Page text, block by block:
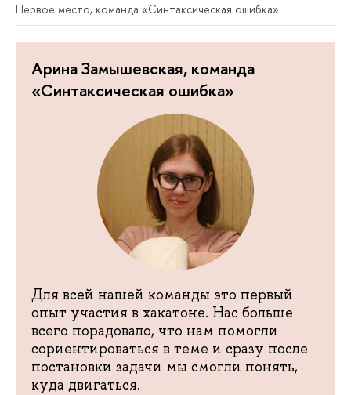
Первое место, команда «Синтаксическая ошибка»
Арина Замышевская, команда
«Синтаксическая ошибка»
Для всей нашей команды это первый
опыт участия в хакатоне. Нас больше
всего порадовало, что нам помогли
сориентироваться в теме и сразу после
постановки задачи мы смогли понять,
куда двигаться.